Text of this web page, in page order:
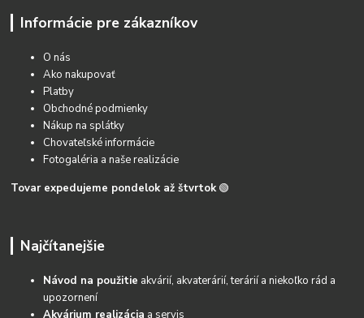
Informácie pre zákazníkov
O nás
Ako nakupovať
Platby
Obchodné podmienky
Nákup na splátky
Chovateľské informácie
Fotogaléria a naše realizácie
Tovar expedujeme pondelok až štvrtok 🟢
Najčítanejšie
Návod na použitie akvárií, akvaterárií, terárií a niekoľko rád a
upozornení
Akvárium realizácia a servis